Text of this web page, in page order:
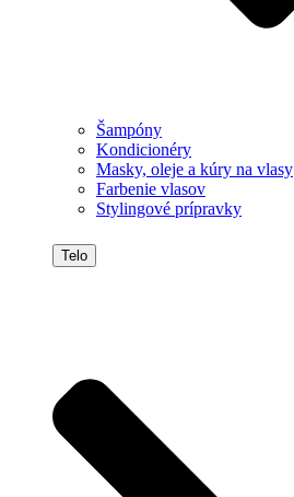
Šampóny
Kondicionéry
Masky, oleje a kúry na vlasy
Farbenie vlasov
Stylingové prípravky
Telo